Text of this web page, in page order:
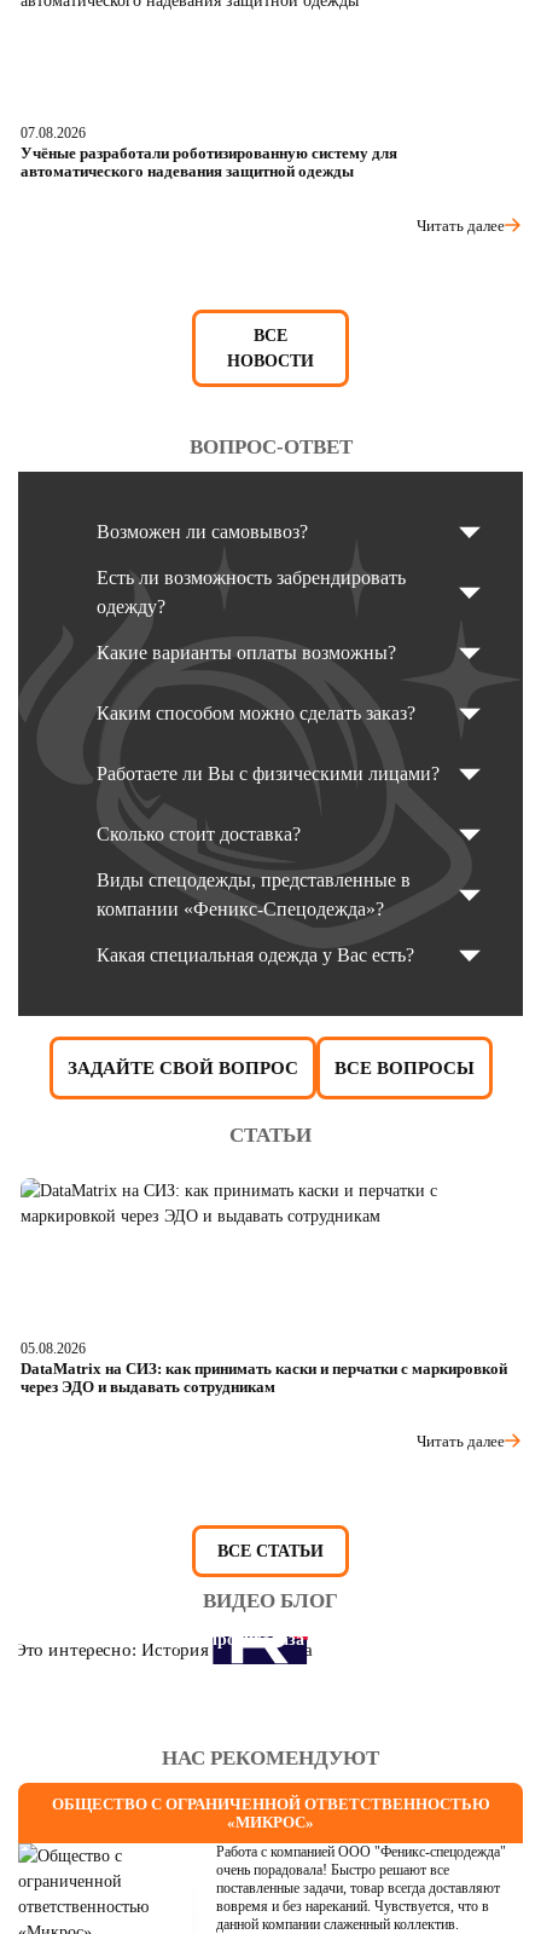
07.08.2026
Учёные разработали роботизированную систему для
автоматического надевания защитной одежды
Читать далее
ВСЕ
НОВОСТИ
ВОПРОС-ОТВЕТ
Возможен ли самовывоз?
Есть ли возможность забрендировать
одежду?
Какие варианты оплаты возможны?
Каким способом можно сделать заказ?
Работаете ли Вы с физическими лицами?
Сколько стоит доставка?
Виды спецодежды, представленные в
компании «Феникс-Спецодежда»?
Какая специальная одежда у Вас есть?
ЗАДАЙТЕ СВОЙ ВОПРОС ВСЕ ВОПРОСЫ
СТАТЬИ
05.08.2026
DataMatrix на СИЗ: как принимать каски и перчатки с маркировкой
через ЭДО и выдавать сотрудникам
Читать далее
ВСЕ СТАТЬИ
ВИДЕО БЛОГ
Это интересно: История противогаза
НАС РЕКОМЕНДУЮТ
ОБЩЕСТВО С ОГРАНИЧЕННОЙ ОТВЕТСТВЕННОСТЬЮ
«МИКРОС»
Работа с компанией ООО "Феникс-спецодежда"
очень порадовала! Быстро решают все
поставленные задачи, товар всегда доставляют
вовремя и без нареканий. Чувствуется, что в
данной компании слаженный коллектив.